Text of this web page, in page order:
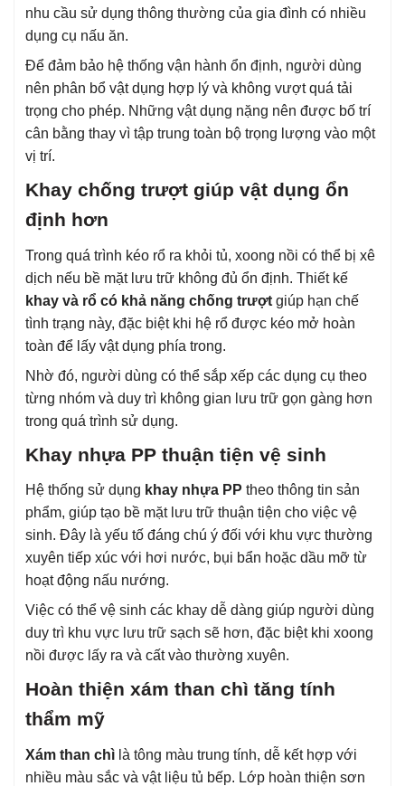
nhu cầu sử dụng thông thường của gia đình có nhiều
dụng cụ nấu ăn.
Để đảm bảo hệ thống vận hành ổn định, người dùng
nên phân bổ vật dụng hợp lý và không vượt quá tải
trọng cho phép. Những vật dụng nặng nên được bố trí
cân bằng thay vì tập trung toàn bộ trọng lượng vào một
vị trí.
Khay chống trượt giúp vật dụng ổn
định hơn
Trong quá trình kéo rổ ra khỏi tủ, xoong nồi có thể bị xê
dịch nếu bề mặt lưu trữ không đủ ổn định. Thiết kế
khay và rổ có khả năng chống trượt giúp hạn chế
tình trạng này, đặc biệt khi hệ rổ được kéo mở hoàn
toàn để lấy vật dụng phía trong.
Nhờ đó, người dùng có thể sắp xếp các dụng cụ theo
từng nhóm và duy trì không gian lưu trữ gọn gàng hơn
trong quá trình sử dụng.
Khay nhựa PP thuận tiện vệ sinh
Hệ thống sử dụng khay nhựa PP theo thông tin sản
phẩm, giúp tạo bề mặt lưu trữ thuận tiện cho việc vệ
sinh. Đây là yếu tố đáng chú ý đối với khu vực thường
xuyên tiếp xúc với hơi nước, bụi bẩn hoặc dầu mỡ từ
hoạt động nấu nướng.
Việc có thể vệ sinh các khay dễ dàng giúp người dùng
duy trì khu vực lưu trữ sạch sẽ hơn, đặc biệt khi xoong
nồi được lấy ra và cất vào thường xuyên.
Hoàn thiện xám than chì tăng tính
thẩm mỹ
Xám than chì là tông màu trung tính, dễ kết hợp với
nhiều màu sắc và vật liệu tủ bếp. Lớp hoàn thiện sơn